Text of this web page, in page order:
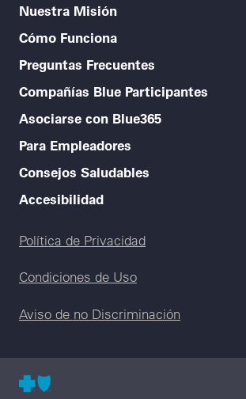
Nuestra Misión
Cómo Funciona
Preguntas Frecuentes
Compañías Blue Participantes
Asociarse con Blue365
Para Empleadores
Consejos Saludables
Accesibilidad
Legal menu
Política de Privacidad
Condiciones de Uso
Aviso de no Discriminación